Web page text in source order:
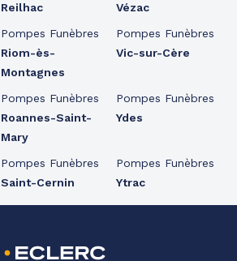
Reilhac
Pompes Funèbres
Riom-ès-
Montagnes
Pompes Funèbres
Roannes-Saint-
Mary
Pompes Funèbres
Saint-Cernin
Vézac
Pompes Funèbres
Vic-sur-Cère
Pompes Funèbres
Ydes
Pompes Funèbres
Ytrac